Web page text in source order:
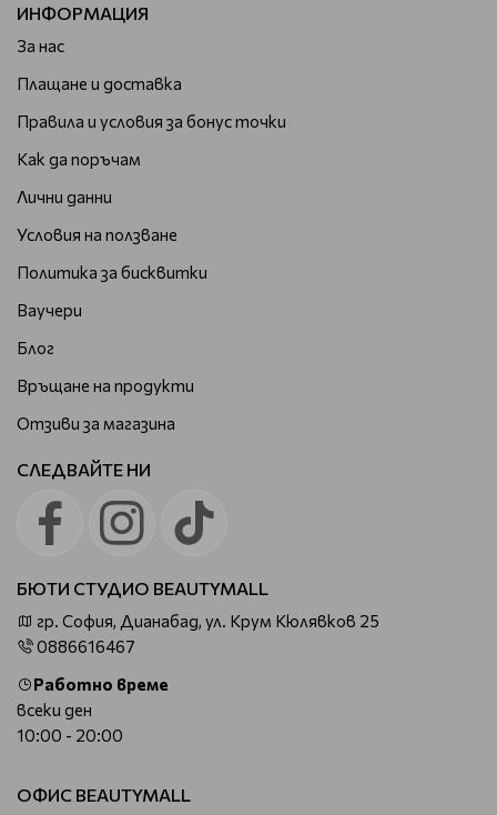
ИНФОРМАЦИЯ
За нас
Плащане и доставка
Правила и условия за бонус точки
Как да поръчам
Лични данни
Условия на ползване
Политика за бисквитки
Ваучери
Блог
Връщане на продукти
Отзиви за магазина
СЛЕДВАЙТЕ НИ
БЮТИ СТУДИО BEAUTYMALL
гр. София, Дианабад, ул. Крум Кюлявков 25
0886616467
Работно време
всеки ден
10:00 - 20:00
ОФИС BEAUTYMALL